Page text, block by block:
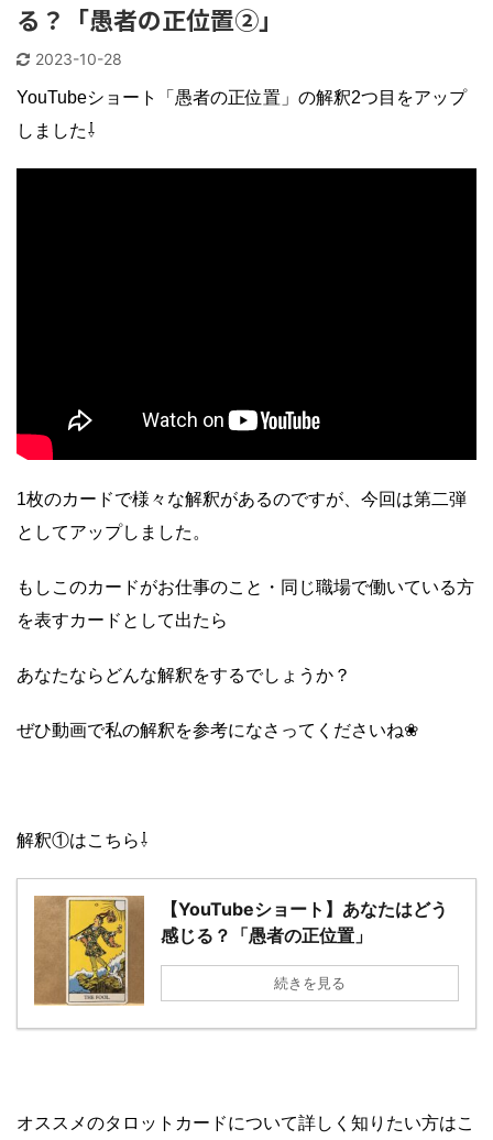
る？「愚者の正位置②」
2023-10-28
YouTubeショート「愚者の正位置」の解釈2つ目をアップ
しました⇩
1枚のカードで様々な解釈があるのですが、今回は第二弾
としてアップしました。
もしこのカードがお仕事のこと・同じ職場で働いている方
を表すカードとして出たら
あなたならどんな解釈をするでしょうか？
ぜひ動画で私の解釈を参考になさってくださいね❀
解釈①はこちら⇩
【YouTubeショート】あなたはどう
感じる？「愚者の正位置」
続きを見る
オススメのタロットカードについて詳しく知りたい方はこ